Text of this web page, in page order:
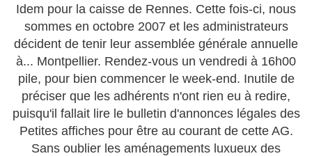
Idem pour la caisse de Rennes. Cette fois-ci, nous
sommes en octobre 2007 et les administrateurs
décident de tenir leur assemblée générale annuelle
à... Montpellier. Rendez-vous un vendredi à 16h00
pile, pour bien commencer le week-end. Inutile de
préciser que les adhérents n'ont rien eu à redire,
puisqu'il fallait lire le bulletin d'annonces légales des
Petites affiches pour être au courant de cette AG.
Sans oublier les aménagements luxueux des